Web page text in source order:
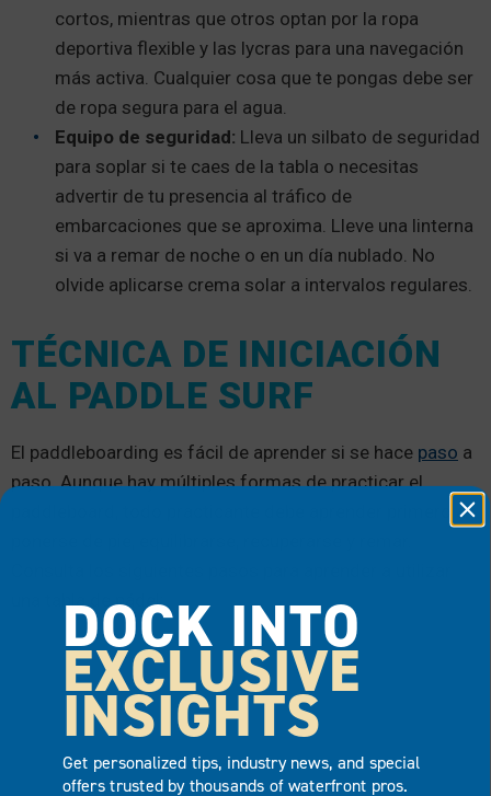
cortos, mientras que otros optan por la ropa
deportiva flexible y las lycras para una navegación
más activa. Cualquier cosa que te pongas debe ser
de ropa segura para el agua.
Equipo de seguridad: Lleva un silbato de seguridad
para soplar si te caes de la tabla o necesitas
advertir de tu presencia al tráfico de
embarcaciones que se aproxima. Lleve una linterna
si va a remar de noche o en un día nublado. No
olvide aplicarse crema solar a intervalos regulares.
TÉCNICA DE INICIACIÓN
AL PADDLE SURF
El paddleboarding es fácil de aprender si se hace paso a
paso. Aunque hay múltiples formas de practicar el
paddleboard, todo practicante debe aprender primero a
una tabla de pádel:
DOCK INTO
EXCLUSIVE
INSIGHTS
Get personalized tips, industry news, and special
offers trusted by thousands of waterfront pros.